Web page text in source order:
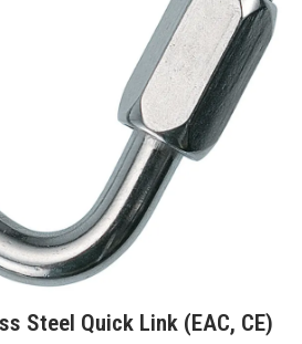
Steel Quick Link (ЕАС, СЕ)